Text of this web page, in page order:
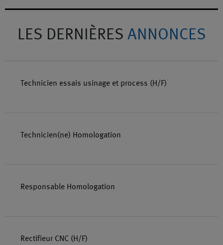
LES DERNIÈRES ANNONCES
Technicien essais usinage et process (H/F)
Technicien(ne) Homologation
Responsable Homologation
Rectifieur CNC (H/F)